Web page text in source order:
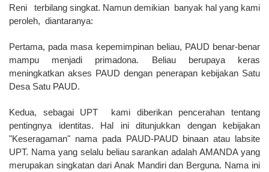
Reni
terbilang singkat. Namun demikian banyak hal yang kami
peroleh, diantaranya:
Pertama, pada masa kepemimpinan beliau, PAUD benar-benar
mampu menjadi primadona. Beliau berupaya keras
meningkatkan akses PAUD dengan penerapan kebijakan Satu
Desa Satu PAUD.
Kedua, sebagai UPT
kami diberikan pencerahan tentang
pentingnya identitas. Hal ini ditunjukkan dengan kebijakan
"Keseragaman" nama pada PAUD-PAUD binaan atau labsite
UPT. Nama yang selalu beliau sarankan adalah AMANDA yang
merupakan singkatan dari Anak Mandiri dan Berguna. Nama ini